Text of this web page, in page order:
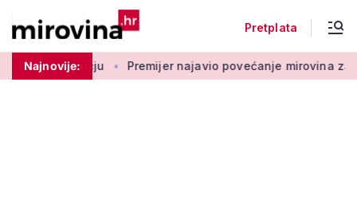
Pretplata
Najnovije:
području Premijer najavio povećanje mirovina za